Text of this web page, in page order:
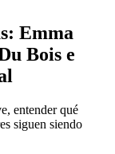
Emma
Bois e
entender qué
siguen siendo